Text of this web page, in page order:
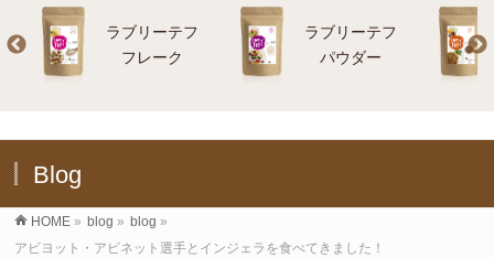
ラブリーテフ
フレーク
ラブリーテフ
パウダー
Blog
HOME » blog » blog »
アビヨット・アビネット選手とインジェラを食べてきました！